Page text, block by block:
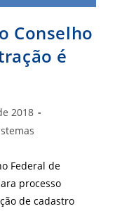
Conselho
é
2018
Federal de
processo
de cadastro